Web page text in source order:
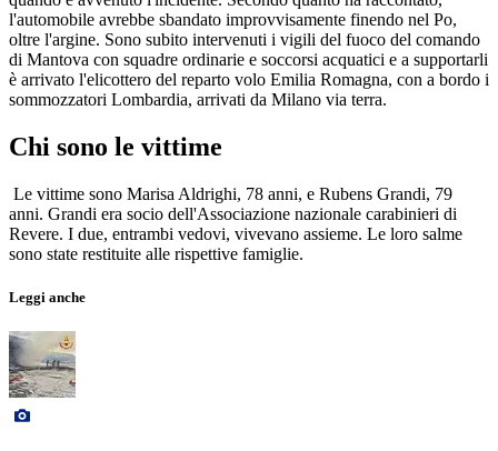
l'automobile avrebbe sbandato improvvisamente finendo nel Po,
oltre l'argine. Sono subito intervenuti i vigili del fuoco del comando
di Mantova con squadre ordinarie e soccorsi acquatici e a supportarli
è arrivato l'elicottero del reparto volo Emilia Romagna, con a bordo i
sommozzatori Lombardia, arrivati da Milano via terra.
Chi sono le vittime
Le vittime sono Marisa Aldrighi, 78 anni, e Rubens Grandi, 79
anni. Grandi era socio dell'Associazione nazionale carabinieri di
Revere. I due, entrambi vedovi, vivevano assieme. Le loro salme
sono state restituite alle rispettive famiglie.
Leggi anche